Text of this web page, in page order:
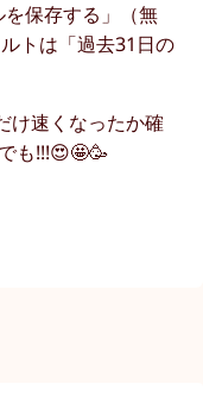
保存する」（無
トは「過去31日の
け速くなったか確
も!!!😍🤩🥳